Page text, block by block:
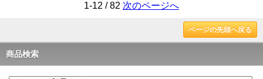
1-12 / 82 次のページへ
ページの先頭へ戻る
商品検索